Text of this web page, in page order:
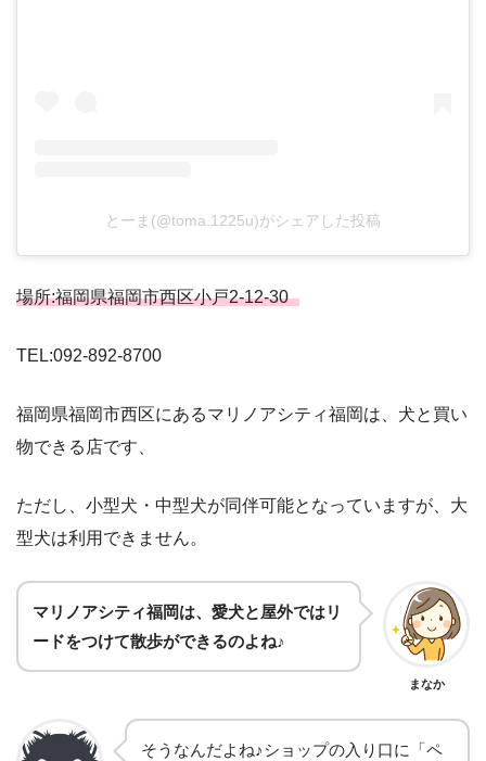
とーま(@toma.1225u)がシェアした投稿
場所:福岡県福岡市西区小戸2-12-30
TEL:092-892-8700
福岡県福岡市西区にあるマリノアシティ福岡は、犬と買い
物できる店です、
ただし、小型犬・中型犬が同伴可能となっていますが、大
型犬は利用できません。
マリノアシティ福岡は、愛犬と屋外ではリ
ードをつけて散歩ができるのよね♪
まなか
そうなんだよね♪ショップの入り口に「ペ